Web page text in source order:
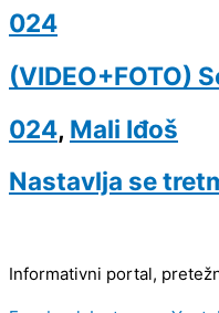
024
(VIDEO+FOTO)
024, Mali Iđoš
Nastavlja se
Informativni portal,